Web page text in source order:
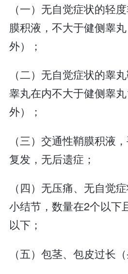
（一）无自觉症状的轻
膜积液，不大于健侧睾
外）；
（二）无自觉症状的睾
睾丸在内不大于健侧睾
外）；
（三）交通性鞘膜积液
复发，无后遗症；
（四）无压痛、无自觉
小结节，数量在2个以下
以下；
（五）包茎、包皮过长